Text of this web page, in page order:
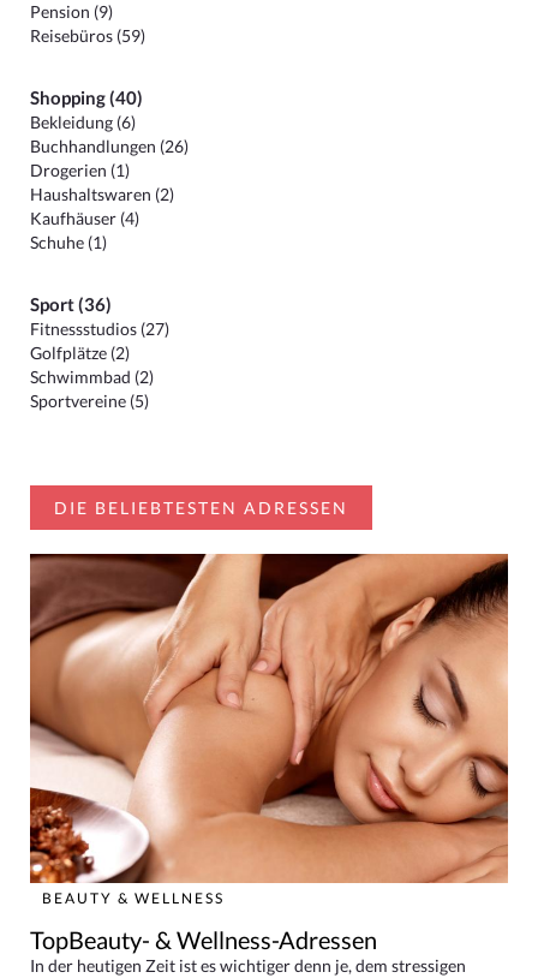
Pension (9)
Reisebüros (59)
Shopping (40)
Bekleidung (6)
Buchhandlungen (26)
Drogerien (1)
Haushaltswaren (2)
Kaufhäuser (4)
Schuhe (1)
Sport (36)
Fitnessstudios (27)
Golfplätze (2)
Schwimmbad (2)
Sportvereine (5)
DIE BELIEBTESTEN ADRESSEN
BEAUTY & WELLNESS
TopBeauty- & Wellness-Adressen
In der heutigen Zeit ist es wichtiger denn je, dem stressigen